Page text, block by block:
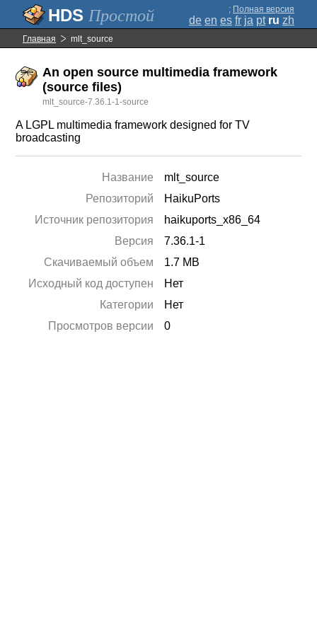
Простой ; Полная версия
de en es fr ja pt ru zh
Главная mlt_source
An open source multimedia framework
(source files)
mlt_source-7.36.1-1-source
A LGPL multimedia framework designed for TV
broadcasting
Название
mlt_source
Репозиторий
HaikuPorts
Источник репозитория
haikuports_x86_64
Версия
7.36.1-1
Скачиваемый объем
1.7 MB
Исходный код доступен
Нет
Категории
Нет
Просмотров версии
0